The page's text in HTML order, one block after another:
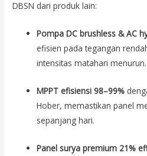
DBSN dari produk lain:
Pompa DC brushless & AC
efisien pada tegangan
intensitas matahari menurun.
MPPT efisiensi 98–99%
Hober, memastikan panel
sepanjang hari.
Panel surya premium 21%